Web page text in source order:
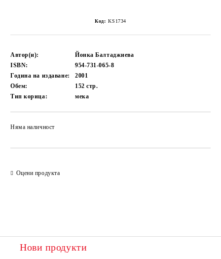
Код: KS1734
Автор(и):
Йонка Балтаджиева
ISBN:
954-731-065-8
Година на издаване:
2001
Обем:
152стр.
Тип корица:
мека
Няма наличност
Оцени продукта
Нови продукти